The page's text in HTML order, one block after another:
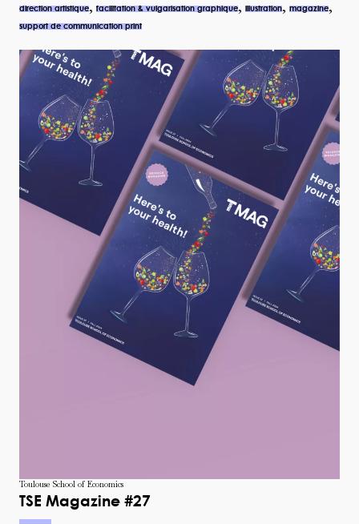
direction artistique,facilitation & vulgarisation graphique,illustration,magazine,
support de communication print
Toulouse School of Economics
TSE Magazine #27